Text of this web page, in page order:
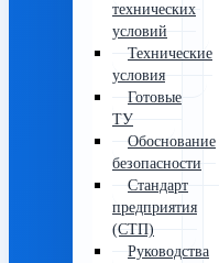
технических
условий
Технические
условия
Готовые
ТУ
Обоснование
безопасности
Стандарт
предприятия
(СТП)
Руководства